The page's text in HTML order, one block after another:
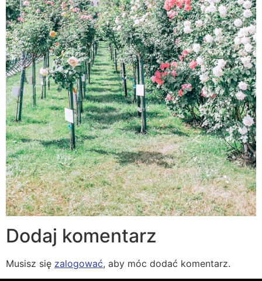
Dodaj komentarz
Musisz się zalogować, aby móc dodać komentarz.